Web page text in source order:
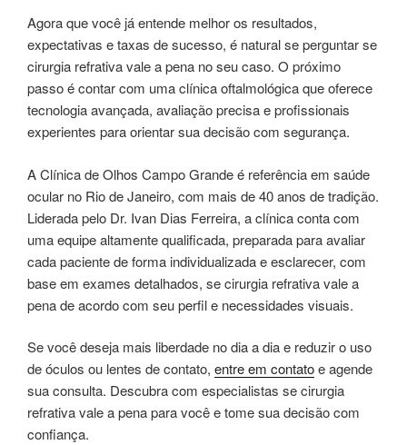
Agora que você já entende melhor os resultados,
expectativas e taxas de sucesso, é natural se perguntar se
cirurgia refrativa vale a pena no seu caso. O próximo
passo é contar com uma clínica oftalmológica que oferece
tecnologia avançada, avaliação precisa e profissionais
experientes para orientar sua decisão com segurança.
A Clínica de Olhos Campo Grande é referência em saúde
ocular no Rio de Janeiro, com mais de 40 anos de tradição.
Liderada pelo Dr. Ivan Dias Ferreira, a clínica conta com
uma equipe altamente qualificada, preparada para avaliar
cada paciente de forma individualizada e esclarecer, com
base em exames detalhados, se cirurgia refrativa vale a
pena de acordo com seu perfil e necessidades visuais.
Se você deseja mais liberdade no dia a dia e reduzir o uso
de óculos ou lentes de contato, entre em contatoe agende
sua consulta. Descubra com especialistas se cirurgia
refrativa vale a pena para você e tome sua decisão com
confiança.